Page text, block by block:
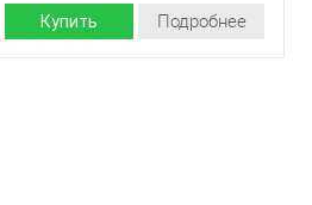
Купить Подробнее